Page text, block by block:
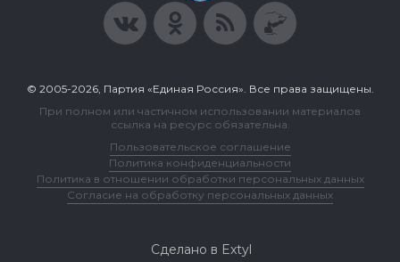
© 2005-2026, Партия «Единая Россия». Все права защищены.
При полном или частичном использовании материалов
ссылка на ресурс обязательна.
Пользовательское соглашение
Политика конфиденциальности
Политика в отношении обработки персональных данных
Согласие на обработку персональных данных
Сделано в Extyl